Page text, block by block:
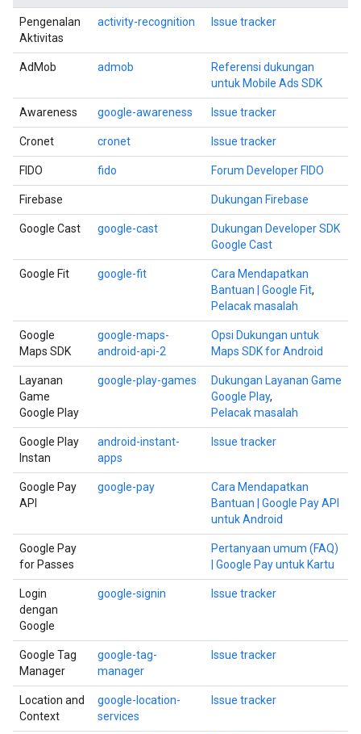
Pengenalan
Aktivitas
activity-recognition Issue tracker
AdMob admob
Referensi dukungan
untuk Mobile Ads SDK
Awareness google-awareness Issue tracker
Cronet cronet Issue tracker
FIDO fido Forum Developer FIDO
Firebase Dukungan Firebase
Google Cast google-cast
Dukungan Developer SDK
Google Cast
Google Fit google-fit
Cara Mendapatkan
Bantuan | Google Fit,
Pelacak masalah
Google
Maps SDK
google-maps-
android-api-2
Opsi Dukungan untuk
Maps SDK for Android
Layanan
Game
Google Play
google-play-games
Dukungan Layanan Game
Google Play,
Pelacak masalah
Google Play
Instan
android-instant-
apps
Issue tracker
Google Pay
API
google-pay
Cara Mendapatkan
Bantuan | Google Pay API
untuk Android
Google Pay
for Passes
Pertanyaan umum (FAQ)
| Google Pay untuk Kartu
Login
dengan
Google
google-signin Issue tracker
Google Tag
Manager
google-tag-
manager
Issue tracker
Location and
Context
google-location-
services
Issue tracker